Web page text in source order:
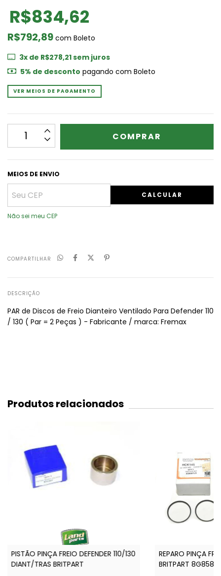
R$834,62
R$792,89 com Boleto
3x de R$278,21sem juros
5% de desconto pagando com Boleto
VER MEIOS DE PAGAMENTO
MEIOS DE ENVIO
CALCULAR
Não sei meu CEP
COMPARTILHAR
DESCRIÇÃO
PAR de Discos de Freio Dianteiro Ventilado Para Defender 110
/ 130 ( Par = 2 Peças ) - Fabricante / marca: Fremax
Produtos relacionados
PISTÃO PINÇA FREIO DEFENDER 110/130
DIANT/TRAS BRITPART
REPARO PINÇA
BRITPART